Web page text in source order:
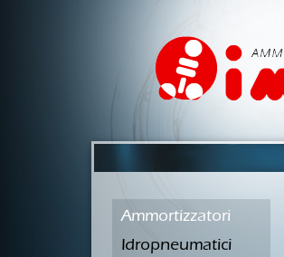
Ammortizzatori
Idropneumatici